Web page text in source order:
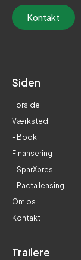
Kontakt
Siden
Forside
Værksted
- Book
Finansering
- SparXpres
- Pacta leasing
Om os
Kontakt
Trailere